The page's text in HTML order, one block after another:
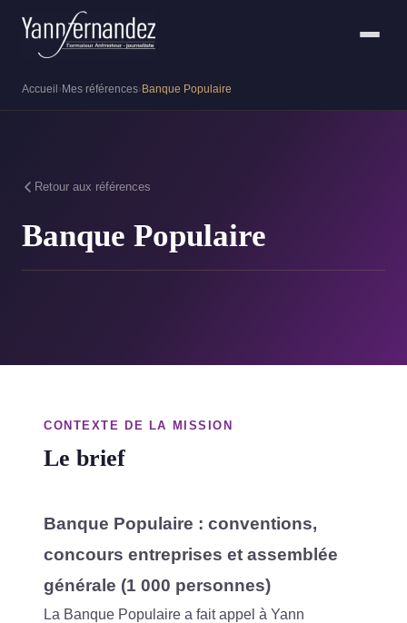
Accueil › Mes références› Banque Populaire
Retour aux références
Banque Populaire
CONTEXTE DE LA MISSION
Le brief
Banque Populaire : conventions,
concours entreprises et assemblée
générale (1 000 personnes)
La Banque Populaire a fait appel à Yann